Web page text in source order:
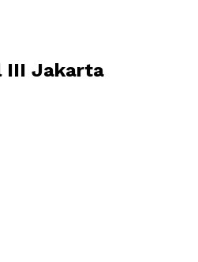
III Jakarta